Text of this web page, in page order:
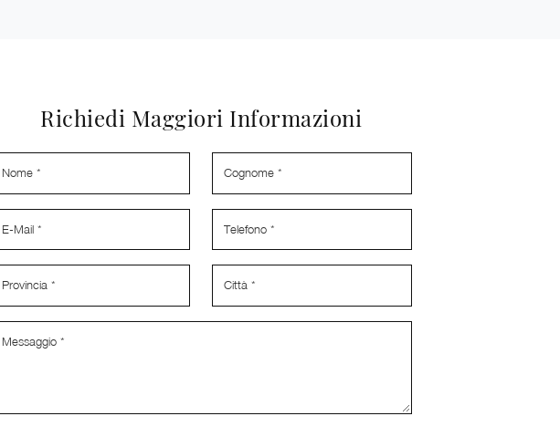
Richiedi Maggiori Informazioni